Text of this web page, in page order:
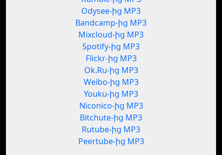
Odysee-ից MP3
Bandcamp-ից MP3
Mixcloud-ից MP3
Spotify-ից MP3
Flickr-ից MP3
Ok.Ru-ից MP3
Weibo-ից MP3
Youku-ից MP3
Niconico-ից MP3
Bitchute-ից MP3
Rutube-ից MP3
Peertube-ից MP3